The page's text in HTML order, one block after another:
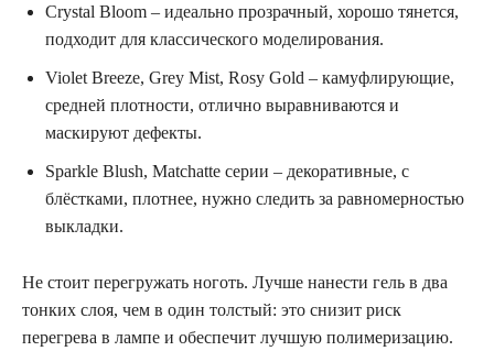
Crystal Bloom – идеально прозрачный, хорошо тянется,
подходит для классического моделирования.
Violet Breeze, Grey Mist, Rosy Gold – камуфлирующие,
средней плотности, отлично выравниваются и
маскируют дефекты.
Sparkle Blush, Matchatte серии – декоративные, с
блёстками, плотнее, нужно следить за равномерностью
выкладки.
Не стоит перегружать ноготь. Лучше нанести гель в два
тонких слоя, чем в один толстый: это снизит риск
перегрева в лампе и обеспечит лучшую полимеризацию.